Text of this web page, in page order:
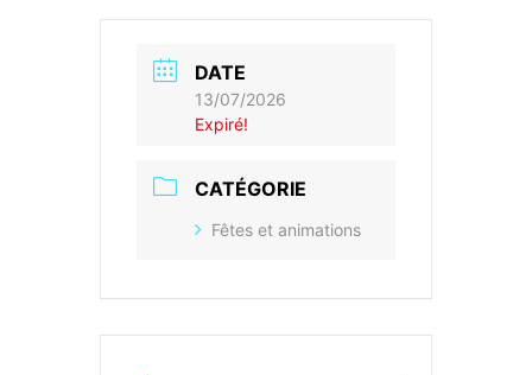
DATE
13/07/2026
Expiré!
CATÉGORIE
Fêtes et animations